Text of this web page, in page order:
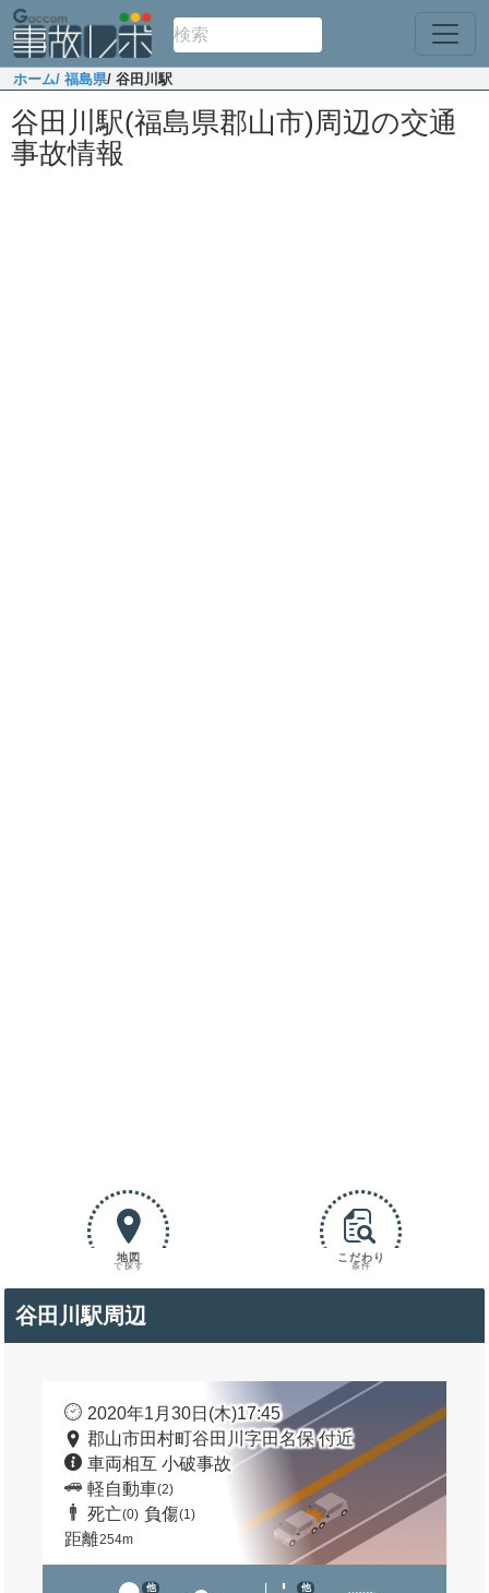
ホーム/ 福島県/ 谷田川駅
谷田川駅(福島県郡山市)周辺の交通
事故情報
地図
で探す
こだわり
条件
谷田川駅周辺
2020年1月30日(木)17:45
郡山市田村町谷田川字田名保 付近
車両相互 小破事故
軽自動車(2)
死亡(0) 負傷(1)
距離254m
他 他